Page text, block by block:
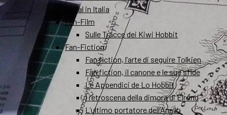
Smial in Italia
Fan-Film
Sulle Tracce dei Kiwi Hobbit
Fan-Fiction
Fan fiction, l’arte di seguire Tolkien
Fan fiction, il canone e le sue sfide
Le Appendici de Lo Hobbit
I retroscena della dimora di Elrond
L’ultimo portatore dell’Anello